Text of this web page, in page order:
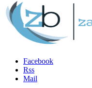
Facebook
Rss
Mail